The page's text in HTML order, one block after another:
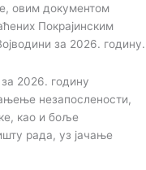
овим документом
Покрајинским
за 2026. годину.
2026. годину
незапослености,
као и боље
рада, уз јачање